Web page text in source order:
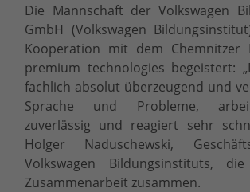
Die Mannschaft der Volkswagen
GmbH (Volkswagen
Kooperation mit dem Chemnitzer
premium technologies begeistert:
fachlich absolut überzeugend und
Sprache und Probleme,
zuverlässig und reagiert sehr
Holger Naduschewski,
Volkswagen Bildungsinstituts,
Zusammenarbeit zusammen.